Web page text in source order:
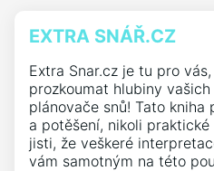
EXTRA SNÁŘ.CZ
Extra Snar.cz je tu pro
prozkoumat hlubiny
plánovače snů! Tato kniha
a potěšení, nikoli
jisti, že veškeré
vám samotným na této